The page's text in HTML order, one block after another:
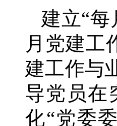
建立“
月党建工
建工作与
导党员在
化“党委